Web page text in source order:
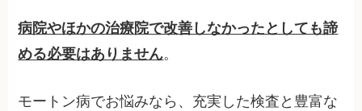
病院やほかの治療院で改善しなかったとしても諦
める必要はありません。
モートン病でお悩みなら、充実した検査と豊富な